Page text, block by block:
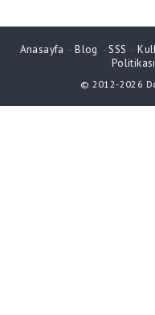
Anasayfa -Blog -SSS -
Politikası
© 2012-2026